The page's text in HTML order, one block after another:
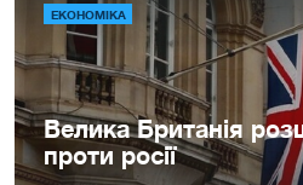
ЕКОНОМІКА
Велика Британія
проти росії